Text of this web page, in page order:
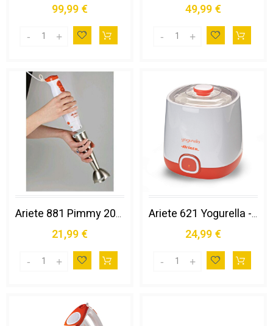
99,99 € 49,99 €
Ariete 881 Pimmy 200 - Frullatore a Immersione - Gambo Rimovibile e Lame in Acciaio Inox - 2 Velocità - 200 Watt - Bianco e Arancio
21,99 €
Ariete 621 Yogurella - Yogurtiera per Preparare Yogurt Classico e Yogurt Greco - 2 Contenitori - Potenza 20w - Accessorio per Yogurt Greco
24,99 €